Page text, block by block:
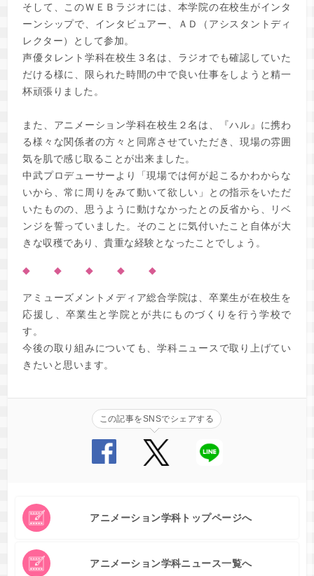
そして、このＷＥＢラジオには、本学院の在校生がインタ
ーンシップで、インタビュアー、ＡＤ（アシスタントディ
レクター）として参加。
声優タレント学科在校生３名は、ラジオでも確認していた
だける様に、限られた時間の中で良い仕事をしようと精一
杯頑張りました。
また、アニメーション学科在校生２名は、『ハル』に携わ
る様々な関係者の方々と同席させていただき、現場の雰囲
気を肌で感じ取ることが出来ました。
中武プロデューサーより「現場では何が起こるかわからな
いから、常に周りをみて動いて欲しい」との指示をいただ
いたものの、思うように動けなかったとの反省から、リベ
ンジを誓っていました。そのことに気付いたこと自体が大
きな収穫であり、貴重な経験となったことでしょう。
◆ ◆ ◆ ◆ ◆
アミューズメントメディア総合学院は、卒業生が在校生を
応援し、卒業生と学院とが共にものづくりを行う学校で
す。
今後の取り組みについても、学科ニュースで取り上げてい
きたいと思います。
この記事をSNSでシェアする
アニメーション学科トップページへ
アニメーション学科ニュース一覧へ